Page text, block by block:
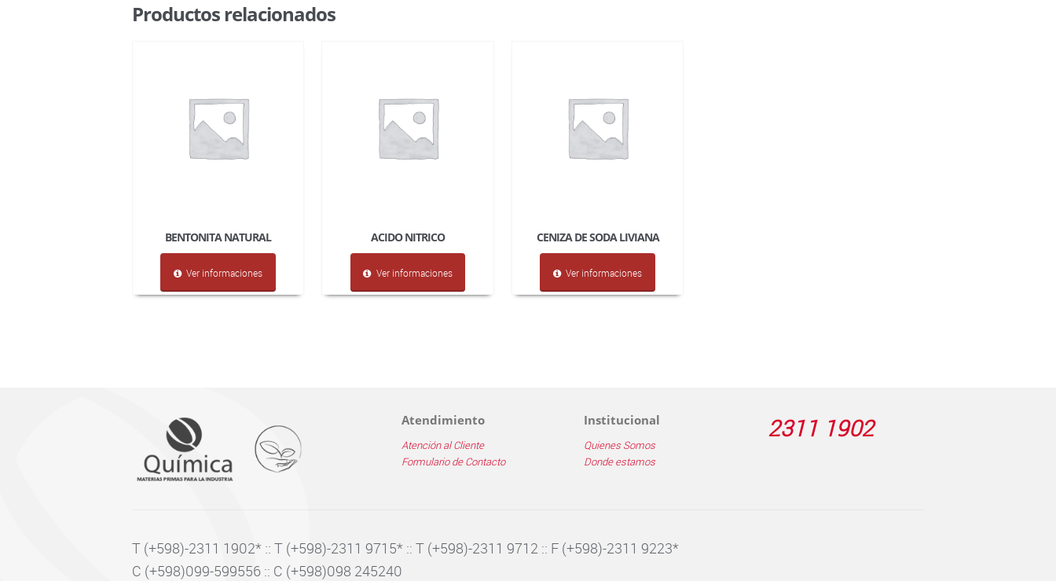
Productos relacionados
BENTONITA NATURAL
Ver informaciones
ACIDO NITRICO
Ver informaciones
CENIZA DE SODA LIVIANA
Ver informaciones
Atendimiento
Atención al Cliente
Formulario de Contacto
Institucional
Quienes Somos
Donde estamos
2311 1902
T (+598)-2311 1902* :: T (+598)-2311 9715* :: T (+598)-2311 9712 :: F (+598)-2311 9223*
C (+598)099-599556 :: C (+598)098 245240